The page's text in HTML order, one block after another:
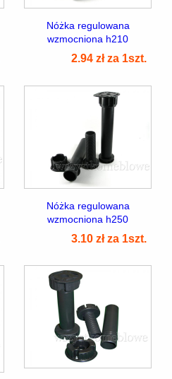
Nóżka regulowana
wzmocniona h210
2.94 zł za 1szt.
Nóżka regulowana
wzmocniona h250
3.10 zł za 1szt.